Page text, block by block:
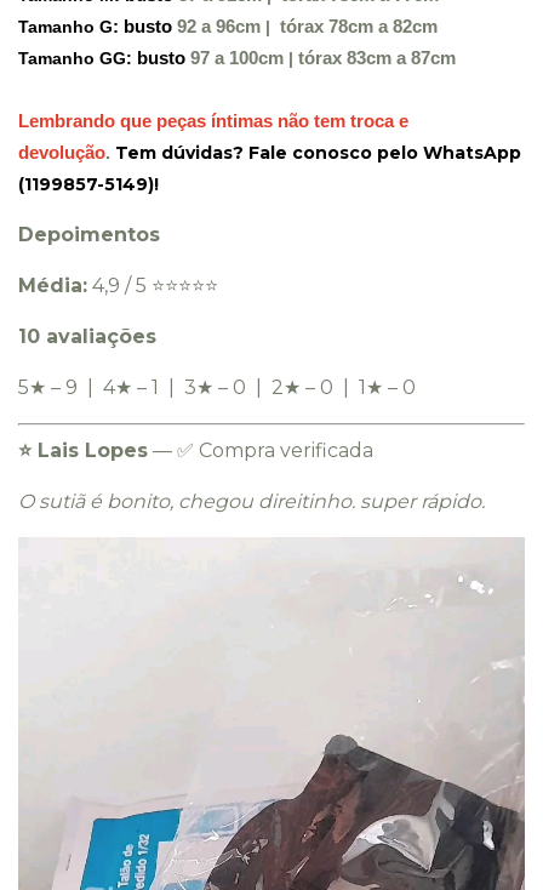
Tamanho G: busto 92 a 96cm | tórax 78cm a 82cm
Tamanho GG: busto 97 a 100cm | tórax 83cm a 87cm
Lembrando que peças íntimas não tem troca e
devolução. Tem dúvidas? Fale conosco pelo WhatsApp
(1199857-5149)!
Depoimentos
Média: 4,9 / 5 ⭐️⭐️⭐️⭐️⭐️
10 avaliações
5★ – 9 | 4★ – 1 | 3★ – 0 | 2★ – 0 | 1★ – 0
⭐️ Lais Lopes — ✅ Compra verificada
O sutiã é bonito, chegou direitinho. super rápido.